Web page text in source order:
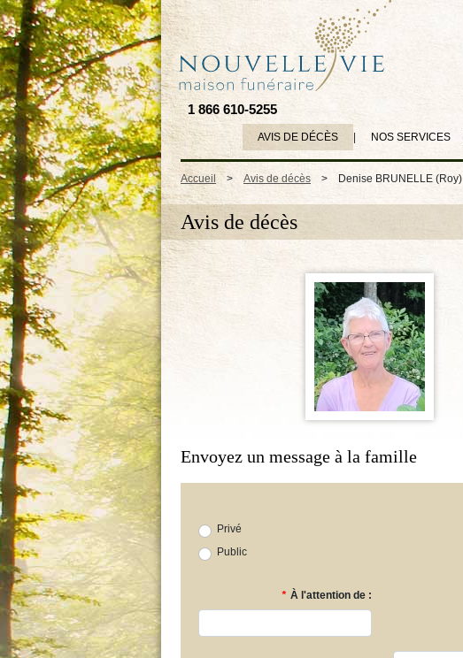
1 866 610-5255
AVIS DE DÉCÈS NOS SERVICES
Accueil > Avis de décès > Denise BRUNELLE (Roy)
Avis de décès
Envoyez un message à la famille
Privé
Public
* À l'attention de :